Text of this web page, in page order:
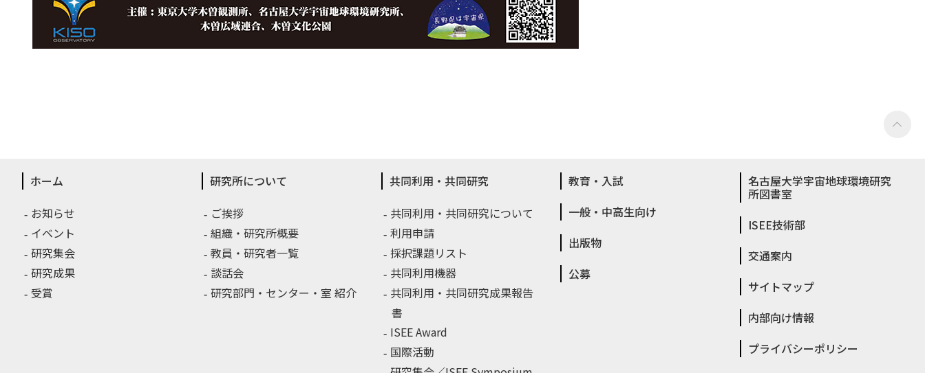
ホーム
お知らせ
イベント
研究集会
研究成果
受賞
研究所について
ご挨拶
組織・研究所概要
教員・研究者一覧
談話会
研究部門・センター・室 紹介
共同利用・共同研究
共同利用・共同研究について
利用申請
採択課題リスト
共同利用機器
共同利用・共同研究成果報告
書
ISEE Award
国際活動
教育・入試
一般・中高生向け
出版物
公募
名古屋大学宇宙地球環境研究
所図書室
ISEE技術部
交通案内
サイトマップ
内部向け情報
プライバシーポリシー